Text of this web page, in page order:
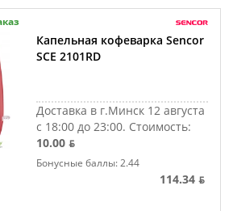
Капельная кофеварка Sencor
SCE 2101RD
Доставка в г.Минск 12 августа
с 18:00 до 23:00. Стоимость:
10.00 ƃ
Бонусные баллы: 2.44
114.34 ƃ